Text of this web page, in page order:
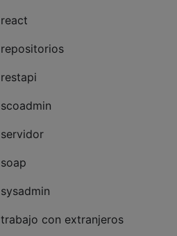
react
repositorios
restapi
scoadmin
servidor
soap
sysadmin
trabajo con extranjeros